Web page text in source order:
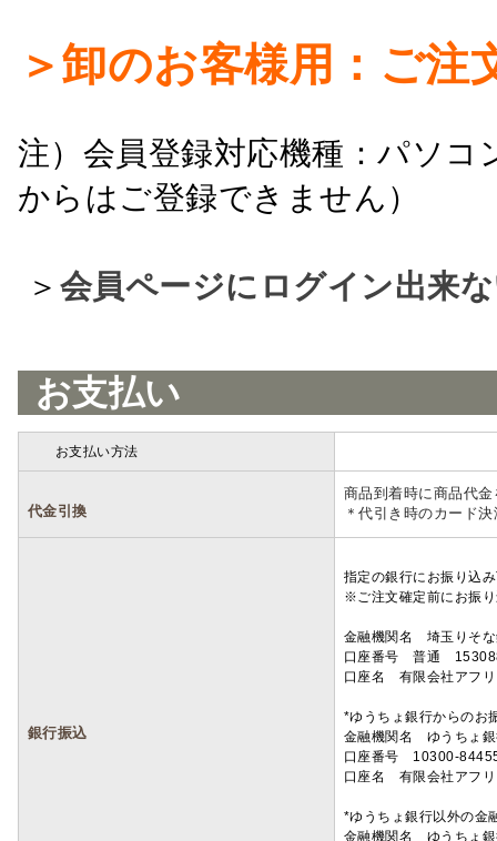
＞卸のお客様用：ご注
注）会員登録対応機種：パソ
からはご登録できません）
＞ 会員ページにログイン出来
お支払い
お支払い方法
代金引換
商品到着時に商品代
＊代引き時のカード
銀行振込
指定の銀行にお振り込
※ご注文確定前にお振
金融機関名 埼玉りそ
口座番号 普通
口座名 有限会社アフ
*ゆうちょ銀行からのお
金融機関名 ゆうちょ
口座番号 10300-
口座名 有限会社アフ
*ゆうちょ銀行以外の金
金融機関名 ゆうちょ